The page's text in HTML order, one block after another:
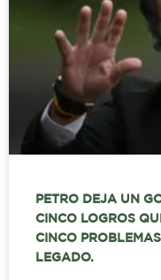
PETRO DEJA UN
CINCO LOGROS
CINCO
LEGADO.